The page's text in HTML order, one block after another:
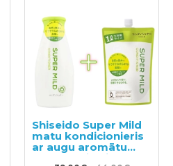
Shiseido Super Mild
matu kondicionieris
ar augu aromātu
220ml + pildviela